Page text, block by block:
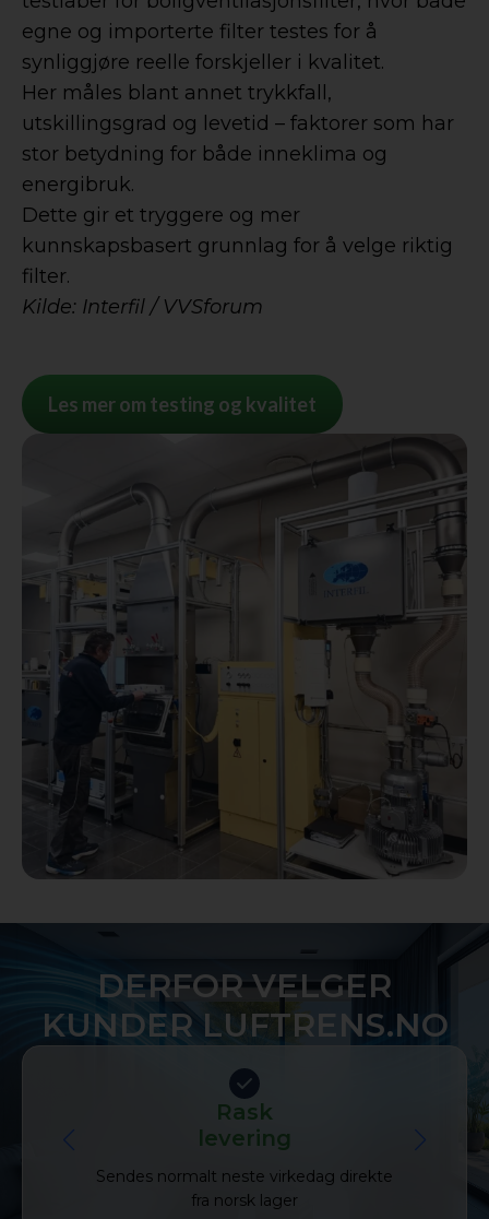
egne og importerte filter testes for å
synliggjøre reelle forskjeller i kvalitet.
Her måles blant annet trykkfall,
utskillingsgrad og levetid – faktorer som har
stor betydning for både inneklima og
energibruk.
Dette gir et tryggere og mer
kunnskapsbasert grunnlag for å velge riktig
filter.
Kilde: Interfil / VVSforum
Les mer om testing og kvalitet
DERFOR VELGER
KUNDER LUFTRENS.NO
Rask
levering
Sendes normalt neste virkedag direkte
fra norsk lager